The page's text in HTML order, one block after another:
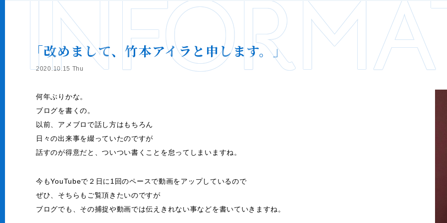
｢改めまして、竹本アイラと申します。」
2020.10.15 Thu
何年ぶりかな。
ブログを書くの。
以前、アメブロで話し方はもちろん
日々の出来事を綴っていたのですが
話すのが得意だと、ついつい書くことを怠ってしまいますね。
今もYouTubeで２日に1回のペースで動画をアップしているので
ぜひ、そちらもご覧頂きたいのですが
ブログでも、その捕捉や動画では伝えきれない事などを書いていきますね。